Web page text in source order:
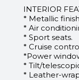
INTERIOR
* Metallic
* Air
* Sport seats.
* Cruise
*Power
* Tilt/
* Leather-